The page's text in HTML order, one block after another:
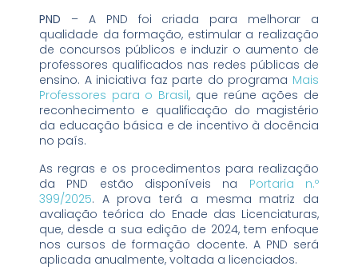
PND – A PND foi criada para melhorar a
qualidade da formação, estimular a realização
de concursos públicos e induzir o aumento de
professores qualificados nas redes públicas de
ensino. A iniciativa faz parte do programa Mais
Professores para o Brasil, que reúne ações de
reconhecimento e qualificação do magistério
da educação básica e de incentivo à docência
no país.
As regras e os procedimentos para realização
da PND estão disponíveis na Portaria n.º
399/2025. A prova terá a mesma matriz da
avaliação teórica do Enade das Licenciaturas,
que, desde a sua edição de 2024, tem enfoque
nos cursos de formação docente. A PND será
aplicada anualmente, voltada a licenciados.